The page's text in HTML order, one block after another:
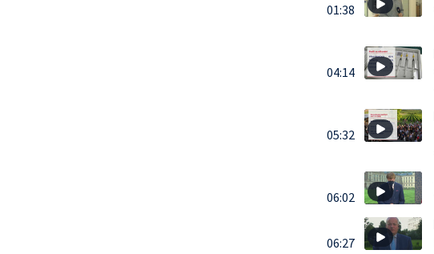
01:38
04:14
05:32
06:02
06:27